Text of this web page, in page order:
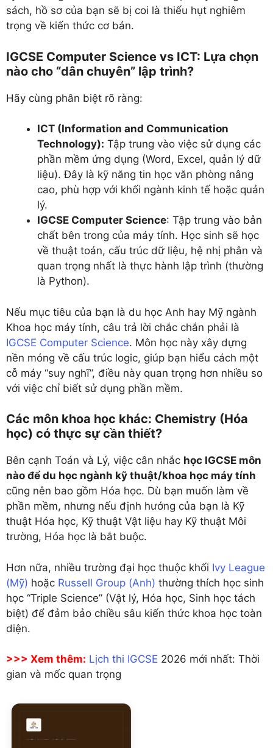
sách, hồ sơ của bạn sẽ bị coi là thiếu hụt nghiêm
trọng về kiến thức cơ bản.
IGCSE Computer Science vs ICT: Lựa chọn
nào cho “dân chuyên” lập trình?
Hãy cùng phân biệt rõ ràng:
ICT (Information and Communication
Technology): Tập trung vào việc sử dụng các
phần mềm ứng dụng (Word, Excel, quản lý dữ
liệu). Đây là kỹ năng tin học văn phòng nâng
cao, phù hợp với khối ngành kinh tế hoặc quản
lý.
IGCSE Computer Science: Tập trung vào bản
chất bên trong của máy tính. Học sinh sẽ học
về thuật toán, cấu trúc dữ liệu, hệ nhị phân và
quan trọng nhất là thực hành lập trình (thường
là Python).
Nếu mục tiêu của bạn là du học Anh hay Mỹ ngành
Khoa học máy tính, câu trả lời chắc chắn phải là
IGCSE Computer Science. Môn học này xây dựng
nền móng về cấu trúc logic, giúp bạn hiểu cách một
cỗ máy “suy nghĩ”, điều này quan trọng hơn nhiều so
với việc chỉ biết sử dụng phần mềm.
Các môn khoa học khác: Chemistry (Hóa
học) có thực sự cần thiết?
Bên cạnh Toán và Lý, việc cân nhắc học IGCSE môn
nào để du học ngành kỹ thuật/khoa học máy tính
cũng nên bao gồm Hóa học. Dù bạn muốn làm về
phần mềm, nhưng nếu định hướng của bạn là Kỹ
thuật Hóa học, Kỹ thuật Vật liệu hay Kỹ thuật Môi
trường, Hóa học là bắt buộc.
Hơn nữa, nhiều trường đại học thuộc khối Ivy League
(Mỹ) hoặc Russell Group (Anh) thường thích học sinh
học “Triple Science” (Vật lý, Hóa học, Sinh học tách
biệt) để đảm bảo chiều sâu kiến thức khoa học toàn
diện.
>>> Xem thêm: Lịch thi IGCSE 2026 mới nhất: Thời
gian và mốc quan trọng